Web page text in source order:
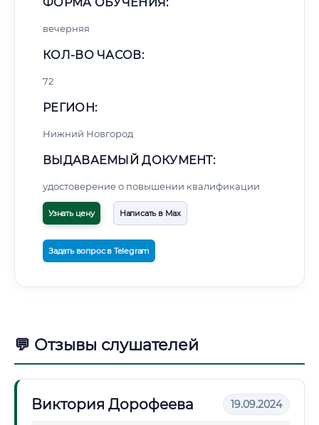
вечерняя
КОЛ-ВО ЧАСОВ:
72
РЕГИОН:
Нижний Новгород
ВЫДАВАЕМЫЙ ДОКУМЕНТ:
удостоверение о повышении квалификации
Узнать цену Написать в Max
Задать вопрос в Telegram
💬 Отзывы слушателей
Виктория Дорофеева 19.09.2024